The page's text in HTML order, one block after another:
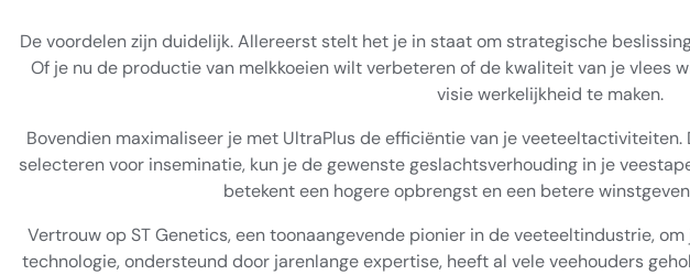
De voordelen zijn duidelijk. Allereerst stelt het je in staat om strategische
Of je nu de productie van melkkoeien wilt verbeteren of de kwaliteit van je vlees
visie werkelijkheid te maken.
Bovendien maximaliseer je met UltraPlus de efficiëntie van je
selecteren voor inseminatie, kun je de gewenste geslachtsverhouding in je
betekent een hogere opbrengst en een betere
Vertrouw op ST Genetics, een toonaangevende pionier in de veeteeltindustrie,
technologie, ondersteund door jarenlange expertise, heeft al vele veehouders